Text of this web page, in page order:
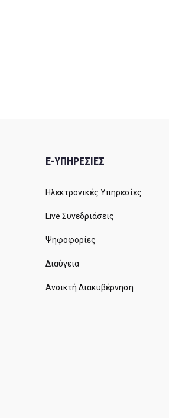
E-ΥΠΗΡΕΣΙΕΣ
Ηλεκτρονικές Υπηρεσίες
Live Συνεδριάσεις
Ψηφοφορίες
Διαύγεια
Ανοικτή Διακυβέρνηση